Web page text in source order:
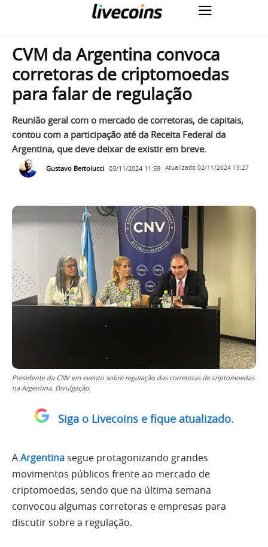
CVM da Argentina convoca
corretoras de criptomoedas
para falar de regulação
Reunião geral com o mercado de corretoras, de capitais,
contou com a participação até da Receita Federal da
Argentina, que deve deixar de existir em breve.
Gustavo Bertolucci 03/11/2024 11:59 Atualizado 02/11/2024 15:27
Presidente da CNV em evento sobre regulação das corretoras de criptomoedas
na Argentina. Divulgação.
Siga o Livecoins e fique atualizado.
AArgentina segue protagonizando grandes
movimentos públicos frente ao mercado de
criptomoedas, sendo que na última semana
convocou algumas corretoras e empresas para
discutir sobre a regulação.